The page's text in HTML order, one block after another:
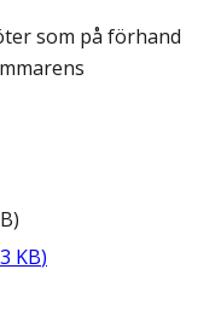
som på förhand
)
KB)